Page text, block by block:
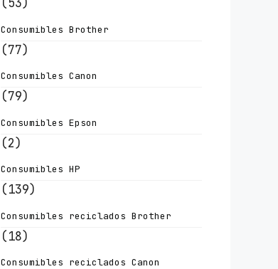
Consumibles Brother
(77)
Consumibles Canon
(79)
Consumibles Epson
(2)
Consumibles HP
(139)
Consumibles reciclados Brother
(18)
Consumibles reciclados Canon